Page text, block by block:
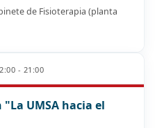
de Fisioterapia (planta
- 21:00
UMSA hacia el